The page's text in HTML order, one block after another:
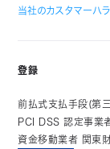
当社のカスタマーハ
登録
前払式支払手段(第
PCI DSS 認定事業
資金移動業者 関東